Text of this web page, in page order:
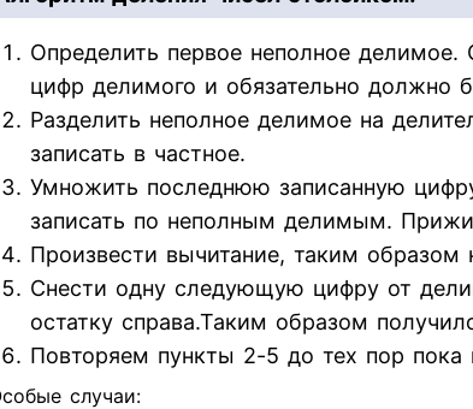
Определить первое неполное
цифр делимого и обязательно должно
Разделить неполное делимое на
записать в частное.
Умножить последнюю записанную
записать по неполным делимым.
Произвести вычитание, таким образом
Снести одну следующую цифру от
остатку справа.Таким образом
Повторяем пункты 2-5 до тех пор
случаи: